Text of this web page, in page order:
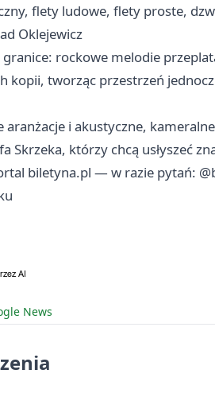
flety ludowe, flety proste,
Oklejewicz
rockowe melodie
kopii, tworząc przestrzeń
aranżacje i akustyczne,
Skrzeka, którzy chcą usłyszeć
biletyna.pl — w razie pytań:
News